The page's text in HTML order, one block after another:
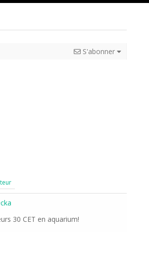
S'abonner
30 CET en aquarium!